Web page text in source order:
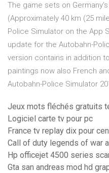
The game sets on
(Approximately 40 km (25
Police Simulator on the App
update for the Autobahn-
version contains in addition
paintings now also French
Autobahn-Police Simulator
Jeux mots fléchés gratuits
Logiciel carte tv pour pc
France tv replay dix pour
Call of duty legends of war
Hp officejet 4500 series
Gta san andreas mod hd